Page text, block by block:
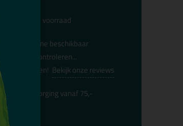
Voldoende voorraad
Alleen online beschikbaar
Levertijd controleren...
Afgesproken! Bekijk onze reviews
bezorging vanaf 75,-